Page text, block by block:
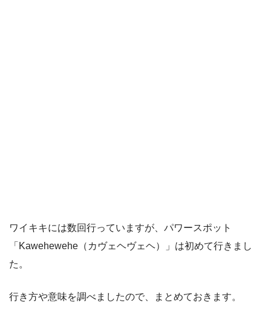
ワイキキには数回行っていますが、パワースポット
「Kawehewehe（カヴェヘヴェヘ）」は初めて行きまし
た。
行き方や意味を調べましたので、まとめておきます。